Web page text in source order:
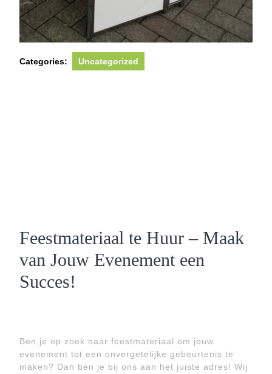
Categories: Uncategorized
Feestmateriaal te Huur – Maak
van Jouw Evenement een
Succes!
Ben je op zoek naar feestmateriaal om jouw
evenement tot een onvergetelijke gebeurtenis te
maken? Dan ben je bij ons aan het juiste adres! Wij